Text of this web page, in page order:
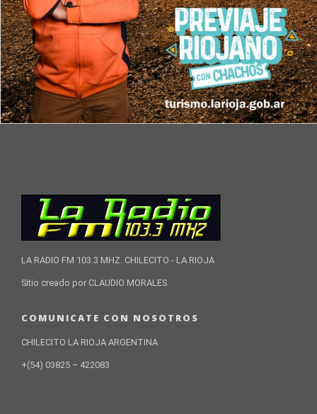
LA RADIO FM 103.3 MHZ. CHILECITO - LA RIOJA
Sitio creado por CLAUDIO MORALES
COMUNICATE CON NOSOTROS
CHILECITO LA RIOJA ARGENTINA
+(54) 03825 – 422083